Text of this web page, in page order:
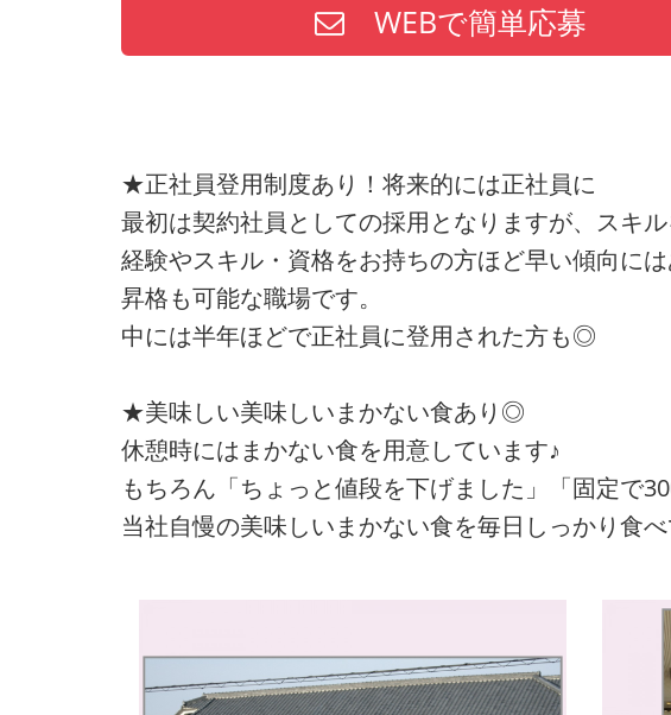
WEBで簡単応募
★正社員登用制度あり！将来的には正社員に
最初は契約社員としての採用となりますが、スキ
経験やスキル・資格をお持ちの方ほど早い傾向に
昇格も可能な職場です。
中には半年ほどで正社員に登用された方も◎
★美味しい美味しいまかない食あり◎
休憩時にはまかない食を用意しています♪
もちろん「ちょっと値段を下げました」「固定で
当社自慢の美味しいまかない食を毎日しっかり食